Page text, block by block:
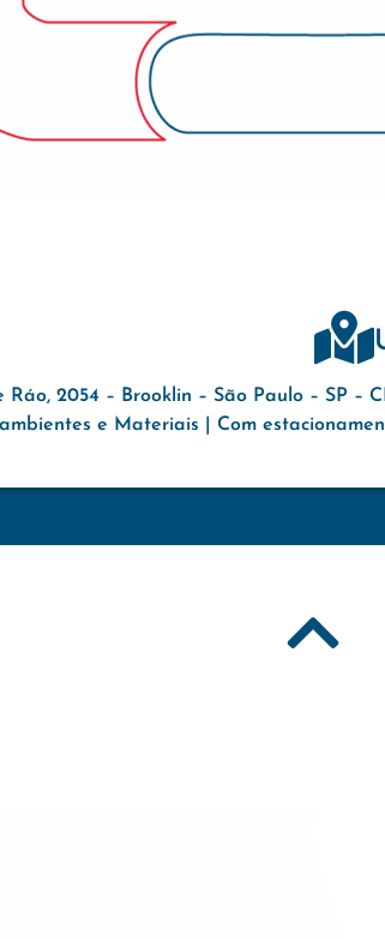
Ráo, 2054 – Brooklin – São Paulo – SP –
e Materiais | Com